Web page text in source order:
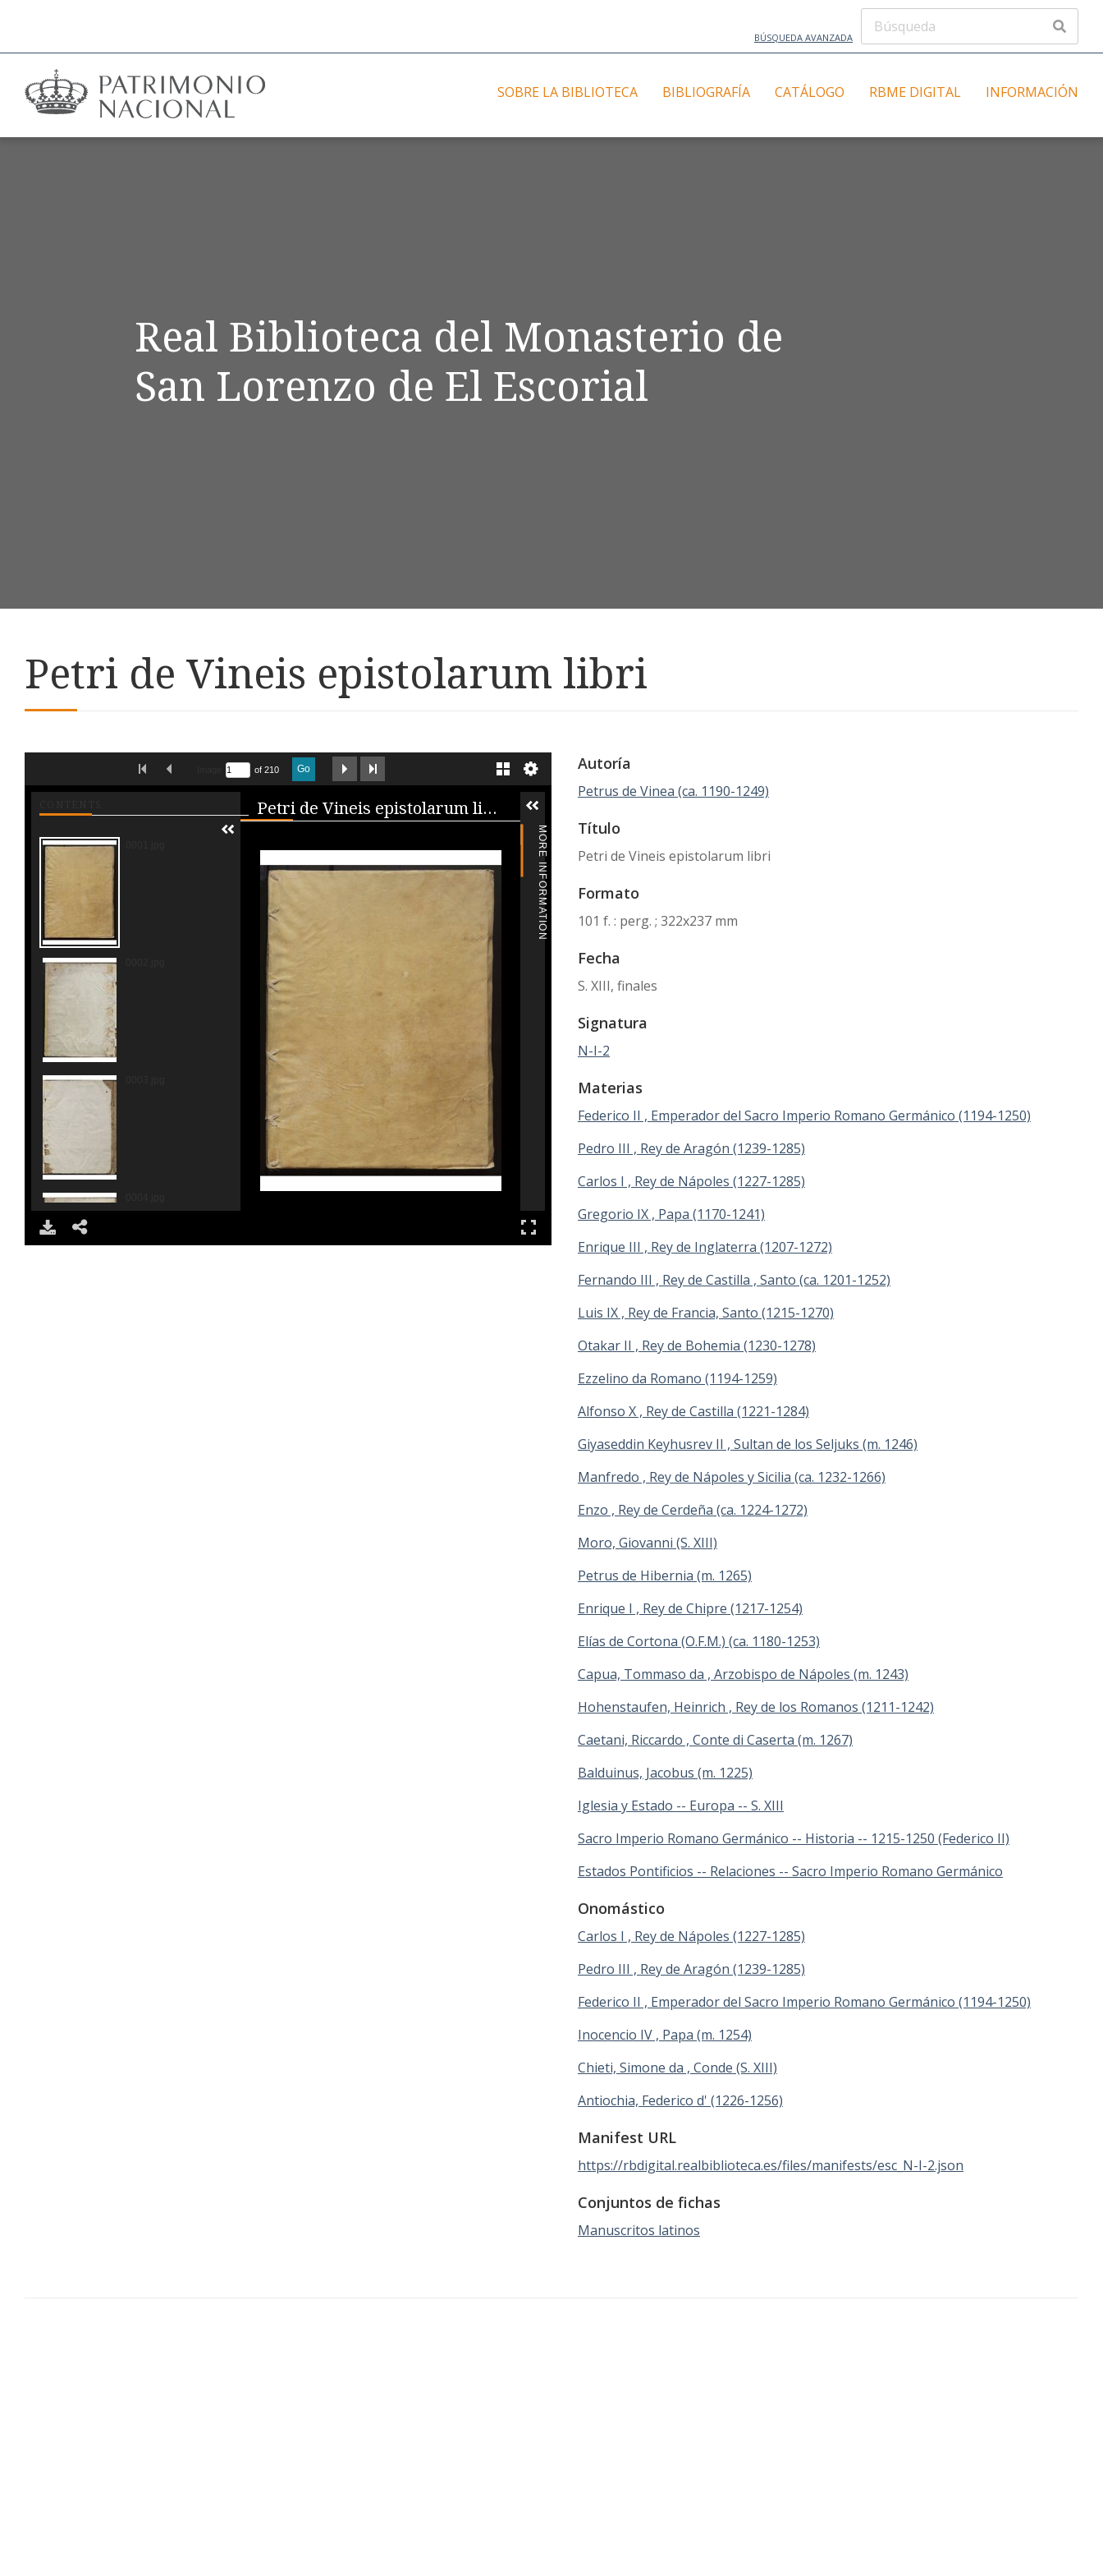
BÚSQUEDA AVANZADA
SOBRE LA BIBLIOTECA BIBLIOGRAFÍA CATÁLOGO RBME DIGITAL INFORMACIÓN
Real Biblioteca del Monasterio de
San Lorenzo de El Escorial
Petri de Vineis epistolarum libri
FIRST IMAGEPREVIOUS IMAGE
of 210 Go
NEXT IMAGE GALLERY
Media Viewer Petri de Vineis epistolarum libri
MORE INFORMATION
Autoría
Petrus de Vinea (ca. 1190-1249)
Título
Petri de Vineis epistolarum libri
Formato
101 f. : perg. ; 322x237 mm
Fecha
S. XIII, finales
Signatura
N-I-2
Materias
Federico II , Emperador del Sacro Imperio Romano Germánico (1194-1250)
Pedro III , Rey de Aragón (1239-1285)
Carlos I , Rey de Nápoles (1227-1285)
Gregorio IX , Papa (1170-1241)
Enrique III , Rey de Inglaterra (1207-1272)
Fernando III , Rey de Castilla , Santo (ca. 1201-1252)
Luis IX , Rey de Francia, Santo (1215-1270)
Otakar II , Rey de Bohemia (1230-1278)
Ezzelino da Romano (1194-1259)
Alfonso X , Rey de Castilla (1221-1284)
Giyaseddin Keyhusrev II , Sultan de los Seljuks (m. 1246)
Manfredo , Rey de Nápoles y Sicilia (ca. 1232-1266)
Enzo , Rey de Cerdeña (ca. 1224-1272)
Moro, Giovanni (S. XIII)
Petrus de Hibernia (m. 1265)
Enrique I , Rey de Chipre (1217-1254)
Elías de Cortona (O.F.M.) (ca. 1180-1253)
Capua, Tommaso da , Arzobispo de Nápoles (m. 1243)
Hohenstaufen, Heinrich , Rey de los Romanos (1211-1242)
Caetani, Riccardo , Conte di Caserta (m. 1267)
Balduinus, Jacobus (m. 1225)
Iglesia y Estado -- Europa -- S. XIII
Sacro Imperio Romano Germánico -- Historia -- 1215-1250 (Federico II)
Estados Pontificios -- Relaciones -- Sacro Imperio Romano Germánico
Onomástico
Carlos I , Rey de Nápoles (1227-1285)
Pedro III , Rey de Aragón (1239-1285)
Federico II , Emperador del Sacro Imperio Romano Germánico (1194-1250)
Inocencio IV , Papa (m. 1254)
Chieti, Simone da , Conde (S. XIII)
Antiochia, Federico d' (1226-1256)
Manifest URL
https://rbdigital.realbiblioteca.es/files/manifests/esc_N-I-2.json
Conjuntos de fichas
Manuscritos latinos